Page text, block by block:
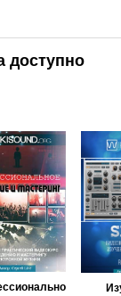
доступно